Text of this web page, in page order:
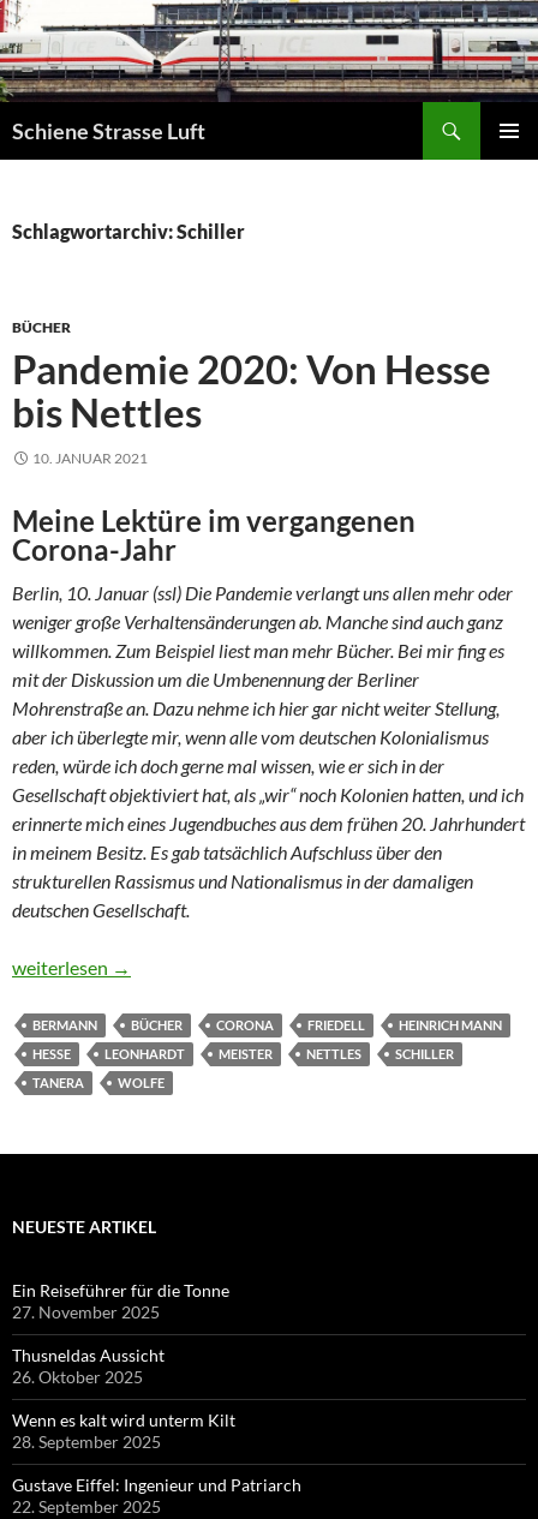
Zum
Inhalt
springen
Schiene Strasse Luft
Schlagwortarchiv: Schiller
BÜCHER
Pandemie 2020: Von Hesse
bis Nettles
10. JANUAR 2021
Meine Lektüre im vergangenen
Corona-Jahr
Berlin, 10. Januar (ssl) Die Pandemie verlangt uns allen mehr oder
weniger große Verhaltensänderungen ab. Manche sind auch ganz
willkommen. Zum Beispiel liest man mehr Bücher. Bei mir fing es
mit der Diskussion um die Umbenennung der Berliner
Mohrenstraße an. Dazu nehme ich hier gar nicht weiter Stellung,
aber ich überlegte mir, wenn alle vom deutschen Kolonialismus
reden, würde ich doch gerne mal wissen, wie er sich in der
Gesellschaft objektiviert hat, als „wir“ noch Kolonien hatten, und ich
erinnerte mich eines Jugendbuches aus dem frühen 20. Jahrhundert
in meinem Besitz. Es gab tatsächlich Aufschluss über den
strukturellen Rassismus und Nationalismus in der damaligen
deutschen Gesellschaft.
Pandemie 2020: Von Hesse bis Nettles
weiterlesen →
BERMANN BÜCHER CORONA FRIEDELL
HEINRICH MANN
HESSE
LEONHARDT MEISTER NETTLES
SCHILLER
TANERA
WOLFE
NEUESTE ARTIKEL
Ein Reiseführer für die Tonne
27. November 2025
Thusneldas Aussicht
26. Oktober 2025
Wenn es kalt wird unterm Kilt
28. September 2025
Gustave Eiffel: Ingenieur und Patriarch
22. September 2025